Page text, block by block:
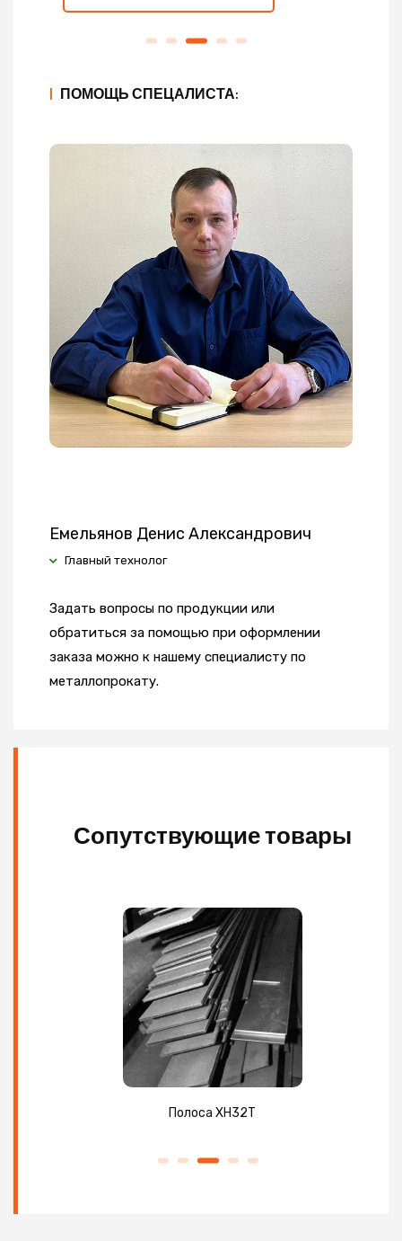
| ПОМОЩЬ СПЕЦАЛИСТА:
Емельянов Денис Александрович
Главный технолог
Задать вопросы по продукции или
обратиться за помощью при оформлении
заказа можно к нашему специалисту по
металлопрокату.
Сопутствующие товары
Полоса ХН32Т